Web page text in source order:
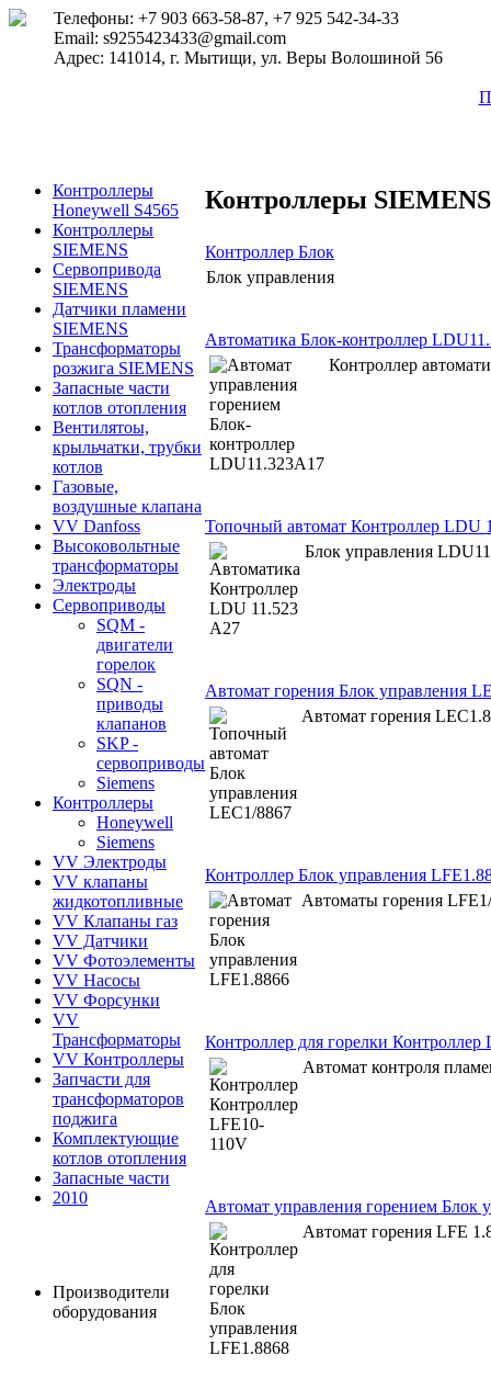
Телефоны: +7 903 663-58-87, +7 925 542-34-33
Email: s9255423433@gmail.com
Адрес: 141014, г. Мытищи, ул. Веры Волошиной 56
Контроллеры
Honeywell S4565
Контроллеры
SIEMENS
Сервопривода
SIEMENS
Датчики пламени
SIEMENS
Трансформаторы
розжига SIEMENS
Запасные части
котлов отопления
Вентилятоы,
крыльчатки, трубки
котлов
Газовые,
воздушные клапана
VV Danfoss
Высоковольтные
трансформаторы
Электроды
Сервоприводы
SQM -
двигатели
горелок
SQN -
приводы
клапанов
SKP -
сервоприводы
Siemens
Контроллеры
Honeywell
Siemens
VV Электроды
VV клапаны
жидкотопливные
VV Клапаны газ
VV Датчики
VV Фотоэлементы
VV Насосы
VV Форсунки
VV
Трансформаторы
VV Контроллеры
Запчасти для
трансформаторов
поджига
Комплектующие
котлов отопления
Запасные части
2010
Производители
оборудования
Контроллеры SIEMENS
Контроллер Блок
Блок управления
Автоматика Блок-контроллер
Контроллер
Топочный автомат Контроллер LDU
Блок управления
Автомат горения Блок управления
Автомат горения
Контроллер Блок управления
Автоматы горения
Контроллер для горелки Контроллер
Автомат контроля
Автомат управления горением Блок
Автомат горения LFE